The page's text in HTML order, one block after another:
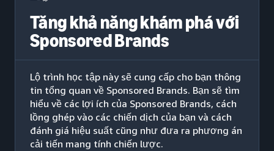
Tăng khả năng khám phá với
Sponsored Brands
Lộ trình học tập này sẽ cung cấp cho bạn thông
tin tổng quan về Sponsored Brands. Bạn sẽ tìm
hiểu về các lợi ích của Sponsored Brands, cách
lồng ghép vào các chiến dịch của bạn và cách
đánh giá hiệu suất cũng như đưa ra phương án
cải tiến mang tính chiến lược.